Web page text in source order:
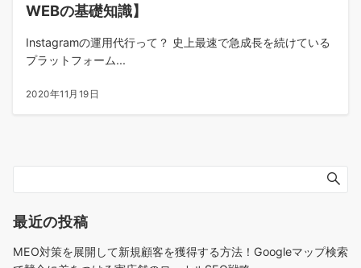
WEBの基礎知識】
Instagramの運用代行って？ 史上最速で急成長を続けている
プラットフォーム...
2020年11月19日
最近の投稿
MEO対策を展開して新規顧客を獲得する方法！Googleマップ検索